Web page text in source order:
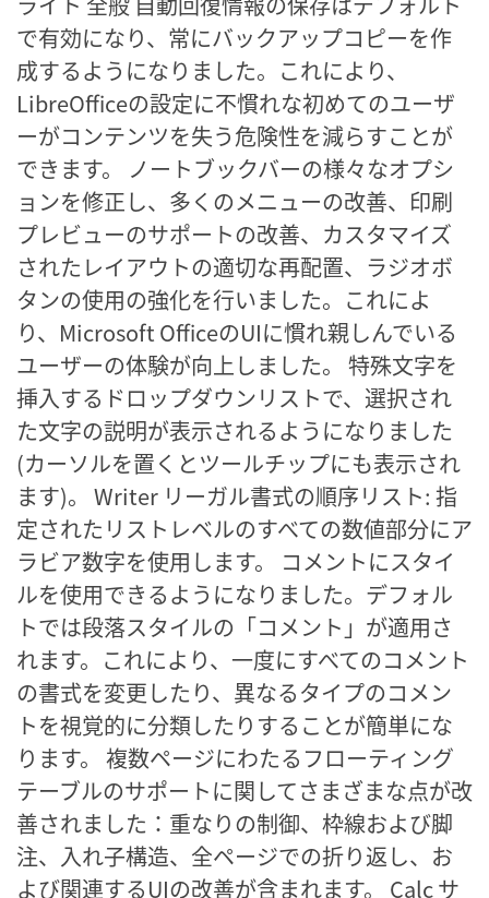
で有効になり、常にバックアップコピーを作
成するようになりました。これにより、
LibreOfficeの設定に不慣れな初めてのユーザ
ーがコンテンツを失う危険性を減らすことが
できます。 ノートブックバーの様々なオプシ
ョンを修正し、多くのメニューの改善、印刷
プレビューのサポートの改善、カスタマイズ
されたレイアウトの適切な再配置、ラジオボ
タンの使用の強化を行いました。これによ
り、Microsoft OfficeのUIに慣れ親しんでいる
ユーザーの体験が向上しました。 特殊文字を
挿入するドロップダウンリストで、選択され
た文字の説明が表示されるようになりました
(カーソルを置くとツールチップにも表示され
ます)。 Writer リーガル書式の順序リスト: 指
定されたリストレベルのすべての数値部分にア
ラビア数字を使用します。 コメントにスタイ
ルを使用できるようになりました。デフォル
トでは段落スタイルの「コメント」が適用さ
れます。これにより、一度にすべてのコメント
の書式を変更したり、異なるタイプのコメン
トを視覚的に分類したりすることが簡単にな
ります。 複数ページにわたるフローティング
テーブルのサポートに関してさまざまな点が改
善されました：重なりの制御、枠線および脚
注、入れ子構造、全ページでの折り返し、お
よび関連するUIの改善が含まれます。 Calc サ